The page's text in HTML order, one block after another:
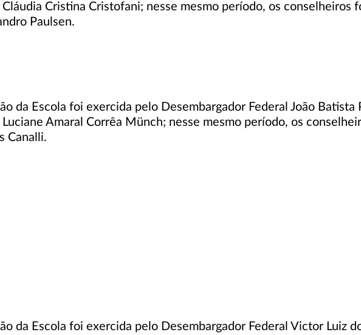
Cristina Cristofani; nesse mesmo período, os conselheiros
Paulsen.
da Escola foi exercida pelo Desembargador Federal João
Amaral Corrêa Münch; nesse mesmo período, os
Canalli.​
da Escola foi exercida pelo Desembargador Federal Victor Luiz